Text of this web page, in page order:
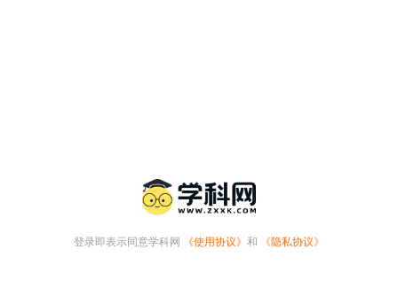
登录即表示同意学科网 《使用协议》 和 《隐私协议》